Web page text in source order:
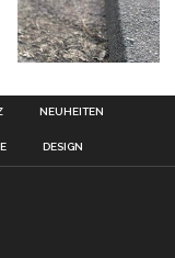
NEUHEITEN
DESIGN